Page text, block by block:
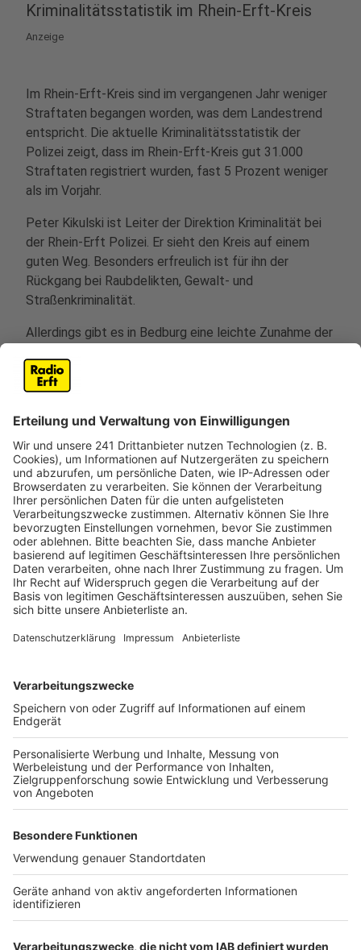
Kriminalitätsstatistik im Rhein-Erft-Kreis
Anzeige
Im Rhein-Erft-Kreis sind im vergangenen Jahr weniger
Straftaten begangen worden, was dem Landestrend
entspricht. Die aktuelle Kriminalitätsstatistik der
Polizei zeigt, dass im Rhein-Erft-Kreis gut 31.000
Straftaten registriert wurden, fast 5 Prozent weniger
als im Vorjahr.
Peter Kikulski ist Leiter der Direktion Kriminalität bei
der Rhein-Erft Polizei. Er sieht den Kreis auf einem
guten Weg. Besonders erfreulich ist für ihn der
Rückgang bei Raubdelikten, Gewalt- und
Straßenkriminalität.
Allerdings gibt es in Bedburg eine leichte Zunahme der
zurückzuführen sind.
Wohnungseinbrüche um fünf Prozent auf knapp 790
Fälle. Dennoch bleibt der Kampf gegen
Wohnungseinbrüche auch in diesem Jahr ein
Schwerpunktthema der Rhein-Erft-Polizei, so Kikulski.
Anzeige
Licht und Schatten bei den Zahlen aus Köln
Anzeige
und weniger Auto- und Fahrraddiebstähle. In den
Bereichen Betrug, Cybercrime, und Messergewalt
gingen die Zahlen dagegen nach oben.
Anzeige
Anzeige
Kampf um die Zukunft bei Ford
Sirenen heulen beim landesweiten Warntag
Wolf in Bergheim-Glessen unterwegs?